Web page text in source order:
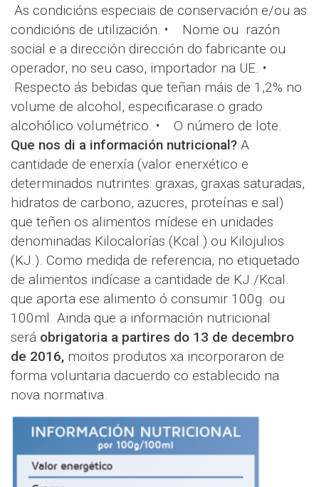
As condicións especiais de conservación e/ou as
condicións de utilización. • Nome ou razón
social e a dirección dirección do fabricante ou
operador, no seu caso, importador na UE. •
Respecto ás bebidas que teñan máis de 1,2% no
volume de alcohol, especificarase o grado
alcohólico volumétrico. • O número de lote.
Que nos di a información nutricional? A
cantidade de enerxía (valor enerxético e
determinados nutrintes: graxas, graxas saturadas,
hidratos de carbono, azucres, proteínas e sal)
que teñen os alimentos mídese en unidades
denominadas Kilocalorías (Kcal.) ou Kilojulios
(KJ.). Como medida de referencia, no etiquetado
de alimentos indícase a cantidade de KJ./Kcal.
que aporta ese alimento ó consumir 100g. ou
100ml. Ainda que a información nutricional
será obrigatoria a partires do 13 de decembro
de 2016, moitos produtos xa incorporaron de
forma voluntaria dacuerdo co establecido na
nova normativa.